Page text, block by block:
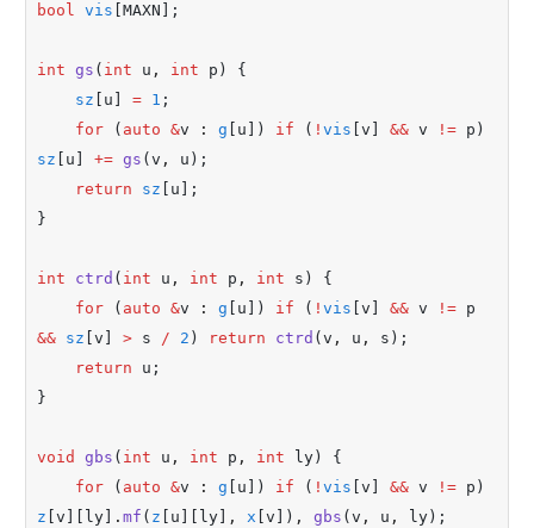
bool vis [MAXN];
int gs ( int u , int p) {
sz [u] = 1 ;
for ( auto &v : g [u]) if ( ! vis [v] && v !=
sz [u] += gs (v ,
u);
return
sz [u];
}
int ctrd ( int u , int p , int s) {
for ( auto &v : g [u]) if ( ! vis [v] && v !=
&& sz [v] > s / 2 ) return ctrd (v , u ,
s);
return u;
}
void gbs ( int u , int p , int ly) {
for ( auto &v : g [u]) if ( ! vis [v] && v !=
z [v][ly] . mf ( z [u][ly] , x [v]) , gbs (v , u ,
ly);